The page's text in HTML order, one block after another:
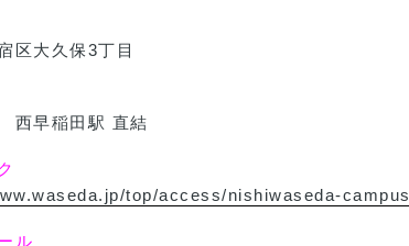
区大久保3丁目
西早稲田駅 直結
top/access/nishiwaseda-campus
ル